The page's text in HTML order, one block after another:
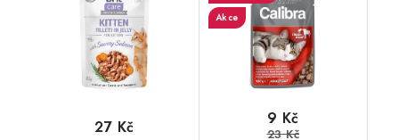
27 Kč
Akce
9 Kč
23 Kč